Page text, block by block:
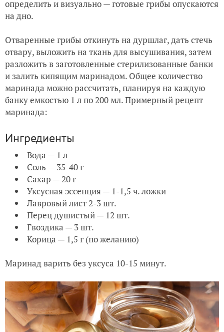
определить и визуально — готовые грибы опускаются
на дно.
Отваренные грибы откинуть на дуршлаг, дать стечь
отвару, выложить на ткань для высушивания, затем
разложить в заготовленные стерилизованные банки
и залить кипящим маринадом. Общее количество
маринада можно рассчитать, планируя на каждую
банку емкостью 1 л по 200 мл. Примерный рецепт
маринада:
Ингредиенты
Вода — 1 л
Соль — 35-40 г
Сахар — 20 г
Уксусная эссенция — 1-1,5 ч. ложки
Лавровый лист 2-3 шт.
Перец душистый — 12 шт.
Гвоздика — 3 шт.
Корица — 1,5 г (по желанию)
Маринад варить без уксуса 10-15 минут.